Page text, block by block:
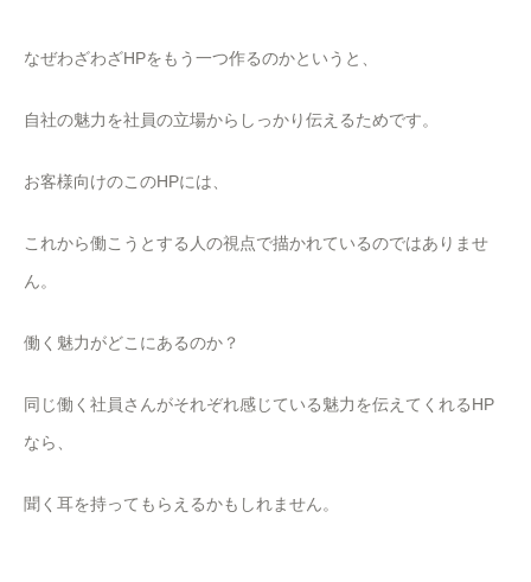
なぜわざわざHPをもう一つ作るのかというと、
自社の魅力を社員の立場からしっかり伝えるためです。
お客様向けのこのHPには、
これから働こうとする人の視点で描かれているのではありませ
ん。
働く魅力がどこにあるのか？
同じ働く社員さんがそれぞれ感じている魅力を伝えてくれるHP
なら、
聞く耳を持ってもらえるかもしれません。